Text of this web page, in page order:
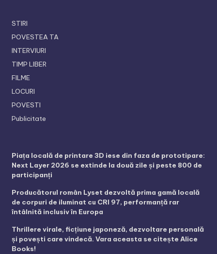
STIRI
POVESTEA TA
INTERVIURI
TIMP LIBER
FILME
LOCURI
POVESTI
Publicitate
Piața locală de printare 3D iese din faza de prototipare:
Next Layer 2026 se extinde la două zile și peste 800 de
participanți
Producătorul român Lyset dezvoltă prima gamă locală
de corpuri de iluminat cu CRI 97, performanță rar
întâlnită inclusiv în Europa
Thrillere virale, ficțiune japoneză, dezvoltare personală
și povești care vindecă. Vara aceasta se citește Alice
Books!